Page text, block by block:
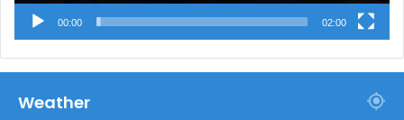
00:00 02:00
Weather